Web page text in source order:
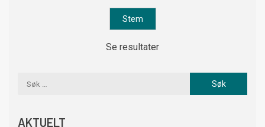
Se resultater
AKTUELT